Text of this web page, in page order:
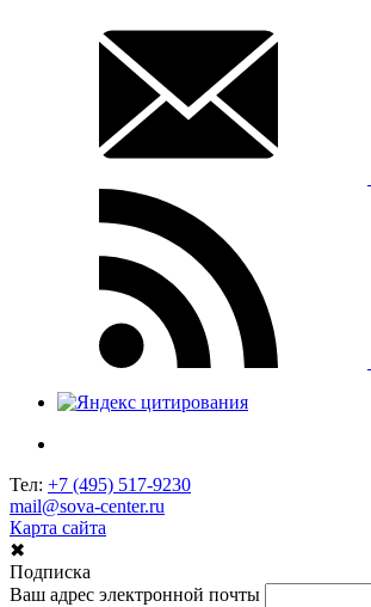
Тел: +7 (495) 517-9230
mail@sova-center.ru
Карта сайта
✖
Подписка
Ваш адрес электронной почты